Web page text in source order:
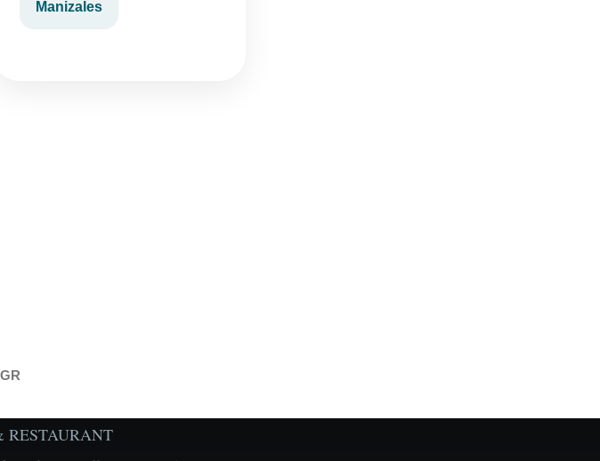
Manizales
RESTAURANT